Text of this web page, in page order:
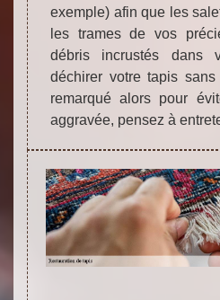
exemple) afin que les
les trames de vos
débris incrustés dans
déchirer votre tapis
remarqué alors pour
aggravée, pensez à